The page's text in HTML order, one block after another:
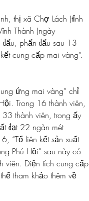
thị xã Chợ Lách (tỉnh
Thành (ngày
phấn đấu sau 13
cung cấp mai vàng”.
ứng mai vàng” chỉ
Trong 16 thành viên,
thành viên, trong ấy
đạt 22 ngàn mét
“Tổ liên kết sản xuất
Phú Hội” sau này có
viên. Diện tích cung cấp